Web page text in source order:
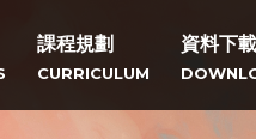
課程規劃
CURRICULUM
資料下載